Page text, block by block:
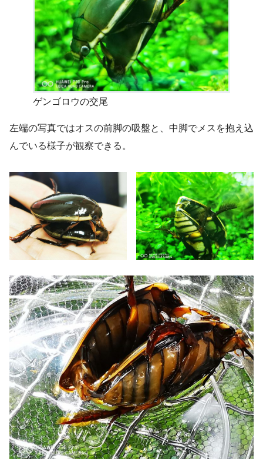
ゲンゴロウの交尾
左端の写真ではオスの前脚の吸盤と、中脚でメスを抱え込
んでいる様子が観察できる。